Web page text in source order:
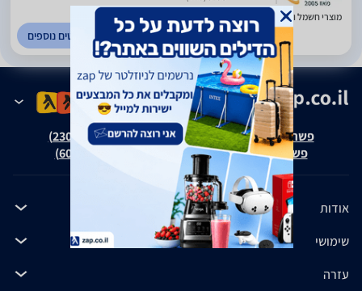
מוצרי חשמל ואלקטרוניקה. כל הארץ
לפרטים נוספים
פשרה בת"צ אבנצ'יק נ' זאפ גרופ (ת"צ 23008-08-20)
פשרה בת"צ כהנים נ' זאפ גרופ (ת"צ 60371-12-19)
אודות
שימושי
עזרה